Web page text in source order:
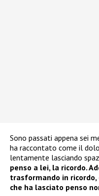
Sono passati appena sei
ha raccontato come il
lentamente lasciando
penso a lei, la ricordo.
trasformando in
che ha lasciato penso